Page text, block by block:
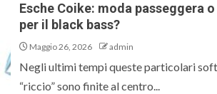
Esche Coike: moda passeggera
per il black bass?
Maggio 26, 2026 admin
Negli ultimi tempi queste particolari
“riccio” sono finite al centro...